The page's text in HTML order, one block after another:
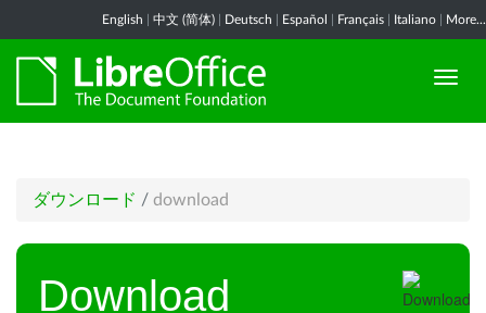
English 中文 (简体) Deutsch Español Français Italiano More...
ダウンロード / download
Download